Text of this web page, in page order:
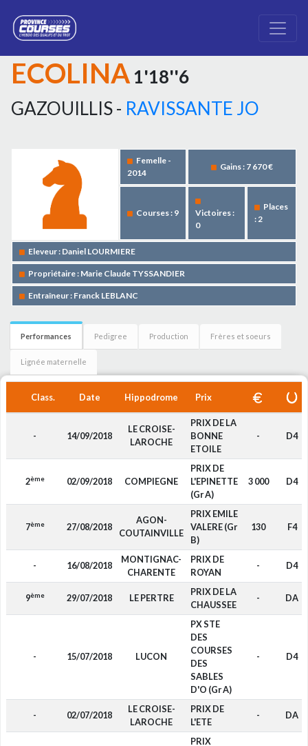
ECOLINA 1'18''6
GAZOUILLIS - RAVISSANTE JO
Femelle -
2014
Gains : 7 670 €
Courses : 9
Victoires :
0
Places
: 2
Eleveur : Daniel LOURMIERE
Propriétaire : Marie Claude TYSSANDIER
Entraîneur : Franck LEBLANC
Performances Pedigree Production Frères et soeurs
Lignée maternelle
Class. Date Hippodrome Prix
- 14/09/2018
LE CROISE-
LAROCHE
PRIX DE LA
BONNE
ETOILE
- D4
2ème 02/09/2018 COMPIEGNE
PRIX DE
L'EPINETTE
(Gr A)
3 000 D4
7ème 27/08/2018
AGON-
COUTAINVILLE
PRIX EMILE
VALERE (Gr
B)
130 F4
- 16/08/2018
MONTIGNAC-
CHARENTE
PRIX DE
ROYAN
- D4
9ème 29/07/2018 LE PERTRE
PRIX DE LA
CHAUSSEE
- DA
- 15/07/2018 LUCON
PX STE
DES
COURSES
DES
SABLES
D'O (Gr A)
- D4
- 02/07/2018
LE CROISE-
LAROCHE
PRIX DE
L'ETE
- DA
PRIX